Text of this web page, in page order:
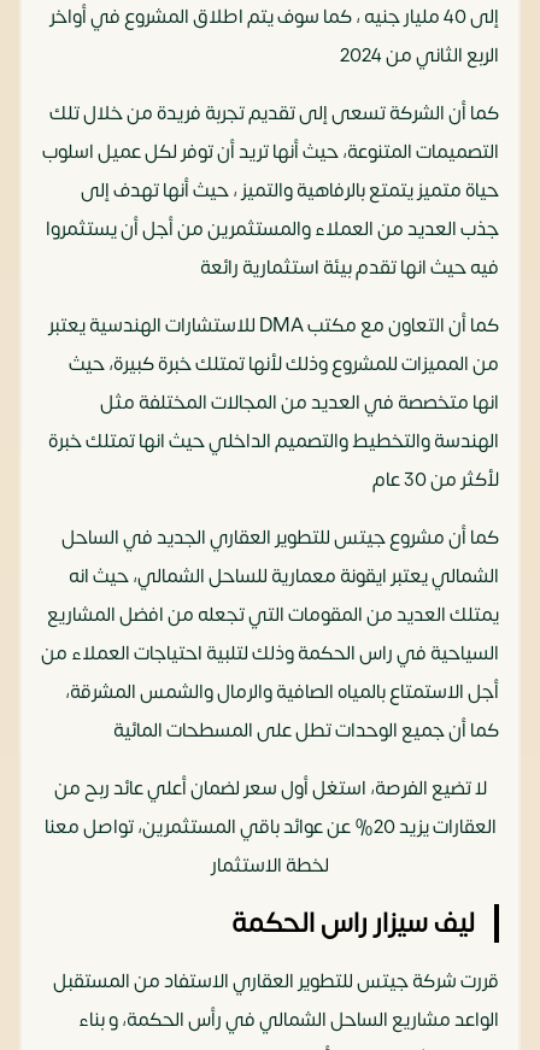
إلى 40 مليار جنيه ، كما سوف يتم اطلاق المشروع في أواخر
الربع الثاني من 2024
كما أن الشركة تسعى إلى تقديم تجربة فريدة من خلال تلك
التصميمات المتنوعة، حيث أنها تريد أن توفر لكل عميل اسلوب
حياة متميز يتمتع بالرفاهية والتميز ، حيث أنها تهدف إلى
جذب العديد من العملاء والمستثمرين من أجل أن يستثمروا
فيه حيث انها تقدم بيئة استثمارية رائعة
كما أن التعاون مع مكتب DMA للاستشارات الهندسية يعتبر
من المميزات للمشروع وذلك لأنها تمتلك خبرة كبيرة، حيث
انها متخصصة في العديد من المجالات المختلفة مثل
الهندسة والتخطيط والتصميم الداخلي حيث انها تمتلك خبرة
لأكثر من 30 عام
كما أن مشروع جيتس للتطوير العقاري الجديد في الساحل
الشمالي يعتبر ايقونة معمارية للساحل الشمالي، حيث انه
يمتلك العديد من المقومات التي تجعله من افضل المشاريع
السياحية في راس الحكمة وذلك لتلبية احتياجات العملاء من
أجل الاستمتاع بالمياه الصافية والرمال والشمس المشرقة،
كما أن جميع الوحدات تطل على المسطحات المائية
لا تضيع الفرصة، استغل أول سعر لضمان أعلي عائد ربح من
العقارات يزيد 20% عن عوائد باقي المستثمرين، تواصل معنا
لخطة الاستثمار‏
ليف سيزار راس الحكمة
قررت شركة جيتس للتطوير العقاري الاستفاد من المستقبل
الواعد مشاريع الساحل الشمالي في رأس الحكمة، و بناء